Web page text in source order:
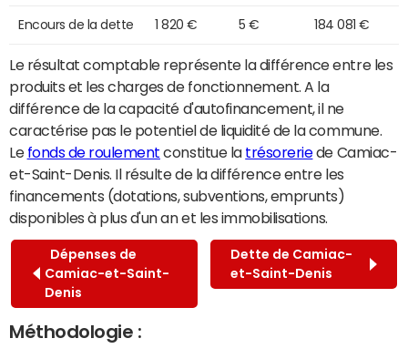
Encours de la dette 1 820 € 5 € 184 081 €
Le résultat comptable représente la différence entre les
produits et les charges de fonctionnement. A la
différence de la capacité d'autofinancement, il ne
caractérise pas le potentiel de liquidité de la commune.
Le fonds de roulement constitue la trésoreriede Camiac-
et-Saint-Denis. Il résulte de la différence entre les
financements (dotations, subventions, emprunts)
disponibles à plus d'un an et les immobilisations.
Dépenses de
Camiac-et-Saint-
Denis
Dette de Camiac-
et-Saint-Denis
Méthodologie :